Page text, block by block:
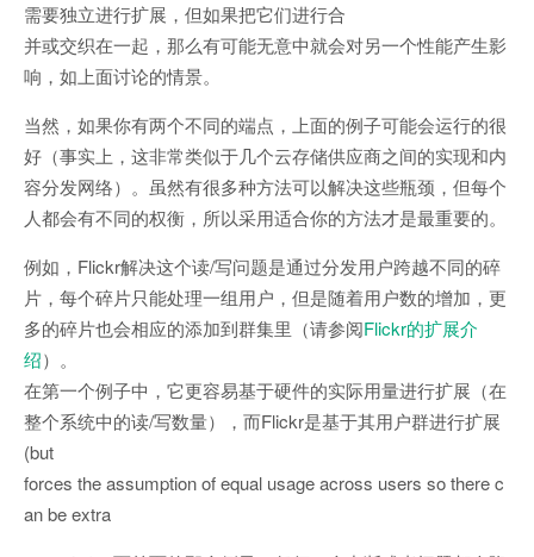
需要独立进行扩展，但如果把它们进行合
并或交织在一起，那么有可能无意中就会对另一个性能产生影
响，如上面讨论的情景。
当然，如果你有两个不同的端点，上面的例子可能会运行的很
好（事实上，这非常类似于几个云存储供应商之间的实现和内
容分发网络）。虽然有很多种方法可以解决这些瓶颈，但每个
人都会有不同的权衡，所以采用适合你的方法才是最重要的。
例如，Flickr解决这个读/写问题是通过分发用户跨越不同的碎
片，每个碎片只能处理一组用户，但是随着用户数的增加，更
多的碎片也会相应的添加到群集里（请参阅Flickr的扩展介
绍）。
在第一个例子中，它更容易基于硬件的实际用量进行扩展（在
整个系统中的读/写数量），而Flickr是基于其用户群进行扩展
(but
forces the assumption of equal usage across users so there c
an be extra